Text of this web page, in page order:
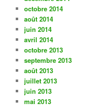
octobre 2014
août 2014
juin 2014
avril 2014
octobre 2013
septembre 2013
août 2013
juillet 2013
juin 2013
mai 2013